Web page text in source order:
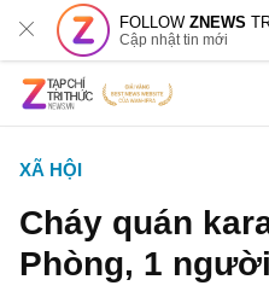
FOLLOWZNEWS
Cập nhật tin mới
XÃ HỘI
Cháy quán
Phòng, 1